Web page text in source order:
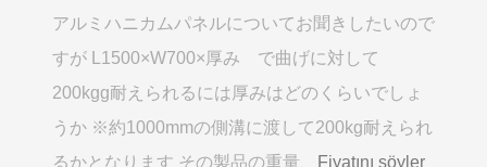
アルミハニカムパネルについてお聞きしたいので
すが L1500×W700×厚み で曲げに対して
200kgg耐えられるには厚みはどのくらいでしょ
うか ※約1000mmの側溝に渡して200kg耐えられ
るかとなります その製品の重量 、Fiyatını söyler